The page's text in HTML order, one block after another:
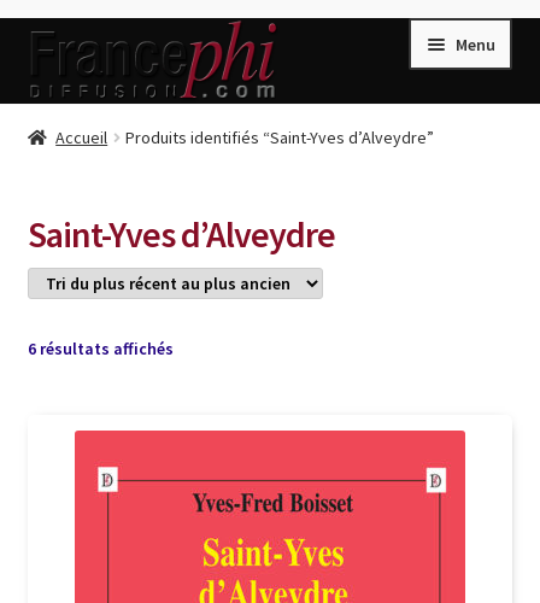
Aller
la
Aller
contenu
Menu
Accueil
Conditions de Vente
Connection
Listes d’Envies
Livres de Peter Randa
Accueil Produits identifiés “Saint-Yves d’Alveydre”
Saint-Yves d’Alveydre
6 résultats affichésTrié
récent
plus
ancien